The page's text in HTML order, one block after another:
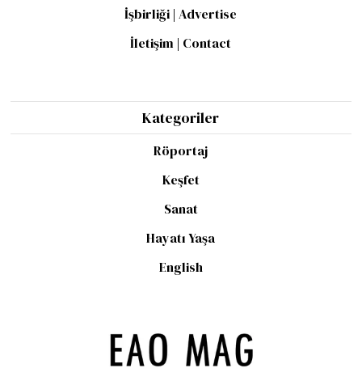
İşbirliği | Advertise
İletişim | Contact
Kategoriler
Röportaj
Keşfet
Sanat
Hayatı Yaşa
English